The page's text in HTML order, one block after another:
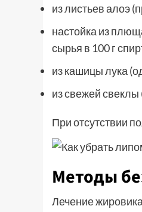
из листьев алоэ
настойка из
сырья в 100 г
из кашицы лука
из свежей
При отсутствии
Методы
Лечение